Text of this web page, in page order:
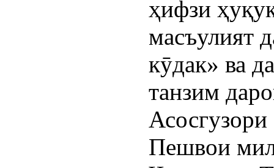
ҳифзи
масъулият
кӯдак» ва
танзим
Пешвои